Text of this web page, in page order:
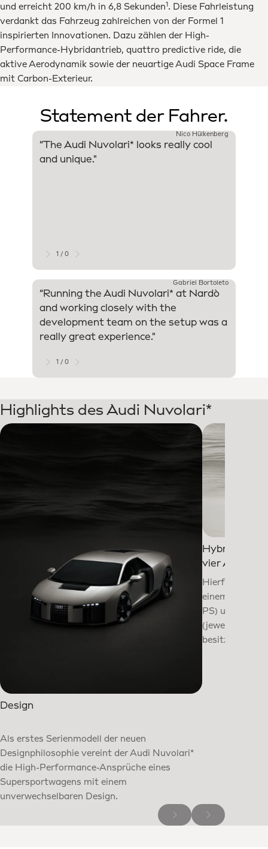
und erreicht 200 km/h in 6,8 Sekunden1. Diese Fahrleistung
verdankt das Fahrzeug zahlreichen von der Formel 1
inspirierten Innovationen. Dazu zählen der High-
Performance-Hybridantrieb, quattro predictive ride, die
aktive Aerodynamik sowie der neuartige Audi Space Frame
mit Carbon-Exterieur.
Statement der Fahrer.
Nico Hülkenberg
“The Audi Nuvolari* looks really cool
and unique."
1 / 0
Gabriel Bortoleto
“Running the Audi Nuvolari* at Nardò
and working closely with the
development team on the setup was a
really great experience."
1 / 0
Highlights des Audi Nuvolari*
Design
Als erstes Serienmodell der neuen
Designphilosophie vereint der Audi Nuvolari*
die High-Performance-Ansprüche eines
Supersportwagens mit einem
unverwechselbaren Design.
vier
Hierfür setzt
einem 4,0-
PS) und drei
(jeweils 110
besitzt eine